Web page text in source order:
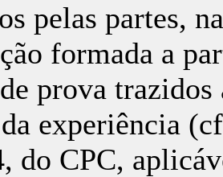
pelas partes,
formada a
prova trazidos
experiência
do CPC,